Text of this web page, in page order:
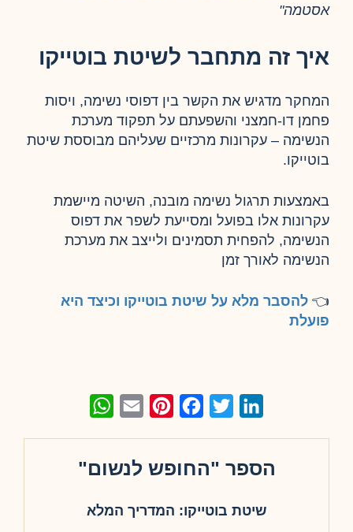
אסטמה"
איך זה מתחבר לשיטת בוטייקו
המחקר מדגיש את הקשר בין דפוסי נשימה, ויסות
פחמן דו-חמצני והשפעתם על תפקוד מערכת
הנשימה – עקרונות מרכזיים שעליהם מבוססת שיטת
בוטייקו.
באמצעות תרגול נשימה מובנה, השיטה מיישמת
עקרונות אלו בפועל ומסייעת לשפר את דפוס
הנשימה, להפחית תסמינים ולייצב את מערכת
הנשימה לאורך זמן
👈להסבר מלא על שיטת בוטייקו וכיצד היא
פועלת
LinkedIn
Twitter
Facebook
Pinterest
Email
WhatsApp
הספר "החופש לנשום"
שיטת בוטייקו: המדריך המלא